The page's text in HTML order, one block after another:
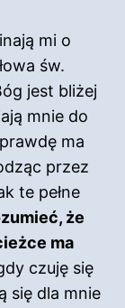
mi o
św.
jest bliżej
mnie do
ma
przez
te pełne
że
ma
czuję się
się dla mnie